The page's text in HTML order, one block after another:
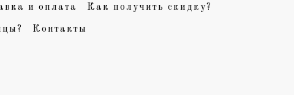
и оплата Как получить скидку?
Контакты